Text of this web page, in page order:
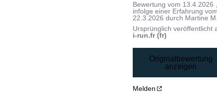
Bewertung vom 13.4.2026
infolge einer Erfahrung
22.3.2026 durch Martine
Ursprünglich veröffentlicht
i-run.fr (fr)
Originalbewertung
anzeigen
Melden